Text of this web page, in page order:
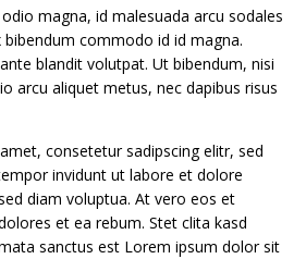
magna, id malesuada arcu sodales
bibendum commodo id id magna.
blandit volutpat. Ut bibendum, nisi
arcu aliquet metus, nec dapibus risus
consetetur sadipscing elitr, sed
invidunt ut labore et dolore
diam voluptua. At vero eos et
et ea rebum. Stet clita kasd
sanctus est Lorem ipsum dolor sit